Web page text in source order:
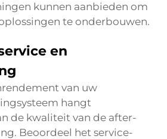
kunnen aanbieden om
te onderbouwen.
en
van uw
hangt
de kwaliteit van de after-
Beoordeel het service-